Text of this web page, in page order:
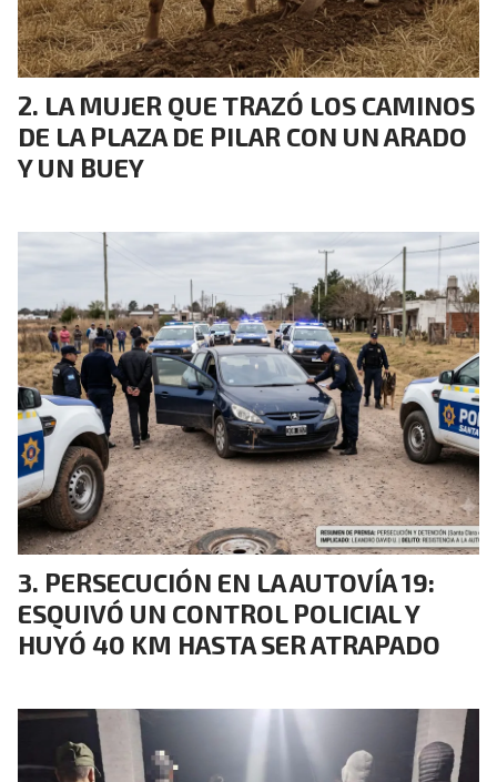
LA MUJER QUE TRAZÓ LOS CAMINOS
DE LA PLAZA DE PILAR CON UN ARADO
Y UN BUEY
PERSECUCIÓN EN LA AUTOVÍA 19:
ESQUIVÓ UN CONTROL POLICIAL Y
HUYÓ 40 KM HASTA SER ATRAPADO